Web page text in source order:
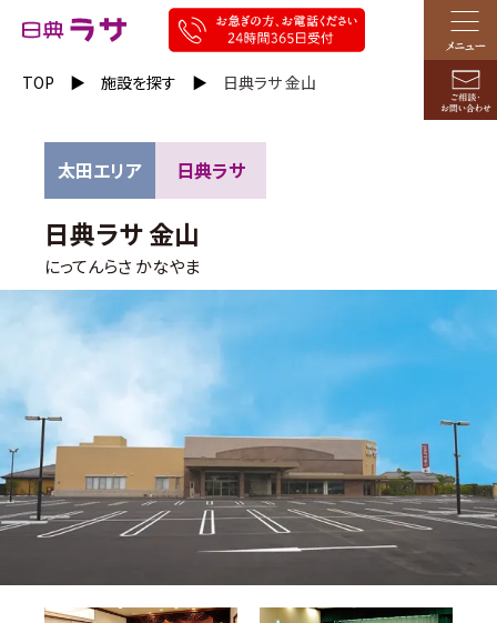
TOP 施設を探す 日典ラサ 金山
太田エリア 日典ラサ
日典ラサ 金山
にってんらさ かなやま